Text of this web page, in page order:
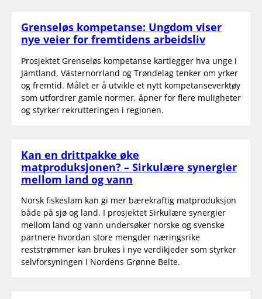
Grenseløs kompetanse: Ungdom viser
nye veier for fremtidens arbeidsliv
Prosjektet Grenseløs kompetanse kartlegger hva unge i
Jämtland, Västernorrland og Trøndelag tenker om yrker
og fremtid. Målet er å utvikle et nytt kompetanseverktøy
som utfordrer gamle normer, åpner for flere muligheter
og styrker rekrutteringen i regionen.
Kan en drittpakke øke
matproduksjonen? – Sirkulære synergier
mellom land og vann
Norsk fiskeslam kan gi mer bærekraftig matproduksjon
både på sjø og land. I prosjektet Sirkulære synergier
mellom land og vann undersøker norske og svenske
partnere hvordan store mengder næringsrike
reststrømmer kan brukes i nye verdikjeder som styrker
selvforsyningen i Nordens Grønne Belte.